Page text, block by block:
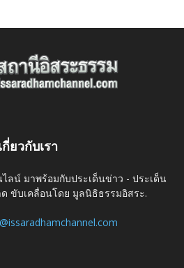
กี่ยวกับเรา
ลน์ มาพร้อมกับประเด็นข่าว - ประเด็น
ขับเคลื่อนโดย มูลนิธิธรรมอิสระ.